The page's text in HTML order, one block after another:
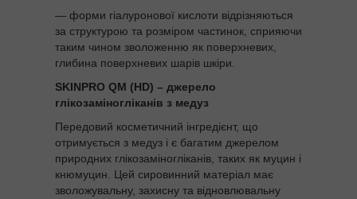
— форми гіалуронової кислоти відрізняються
за структурою та розміром частинок, сприяючи
таким чином зволоженню як поверхневих,
глибина поверхневих шарів шкіри.
SKINPRO QM (HD) – джерело
глікозаміногліканів з медуз
Передовий косметичний інгредієнт, що
отримується з медуз і є багатим джерелом
природних глікозаміногліканів, таких як муцин і
кнюмуцин. Цей сировинний матеріал має
зволожувальну, захисну та відновлювальну